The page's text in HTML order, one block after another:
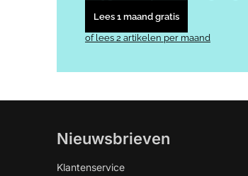
Lees 1 maand gratis
of lees 2 artikelen per maand
Nieuwsbrieven
Klantenservice